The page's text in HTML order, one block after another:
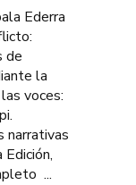
Ederra
de
la
voces:
narrativas
...